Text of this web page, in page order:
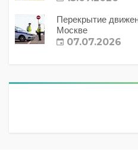
Перекрытие
Москве
07.07.2026